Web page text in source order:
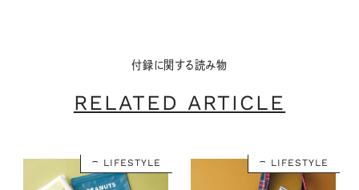
付録に関する読み物
RELATED ARTICLE
LIFESTYLE LIFESTYLE